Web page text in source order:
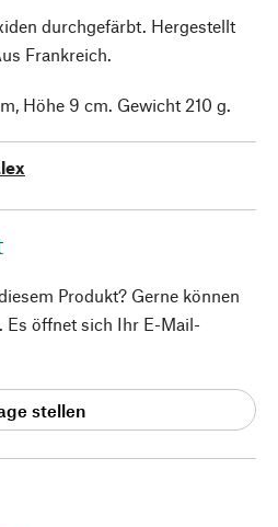
durchgefärbt. Hergestellt
Frankreich.
Höhe 9 cm. Gewicht 210 g.
Produkt? Gerne können
Es öffnet sich Ihr E-Mail-
stellen